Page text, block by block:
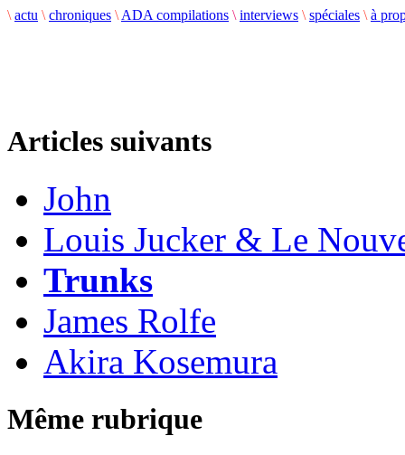
\ actu \ chroniques \ ADA compilations \ interviews \ spéciales \ à
Articles suivants
John
Louis Jucker & Le
Trunks
James Rolfe
Akira Kosemura
Même rubrique